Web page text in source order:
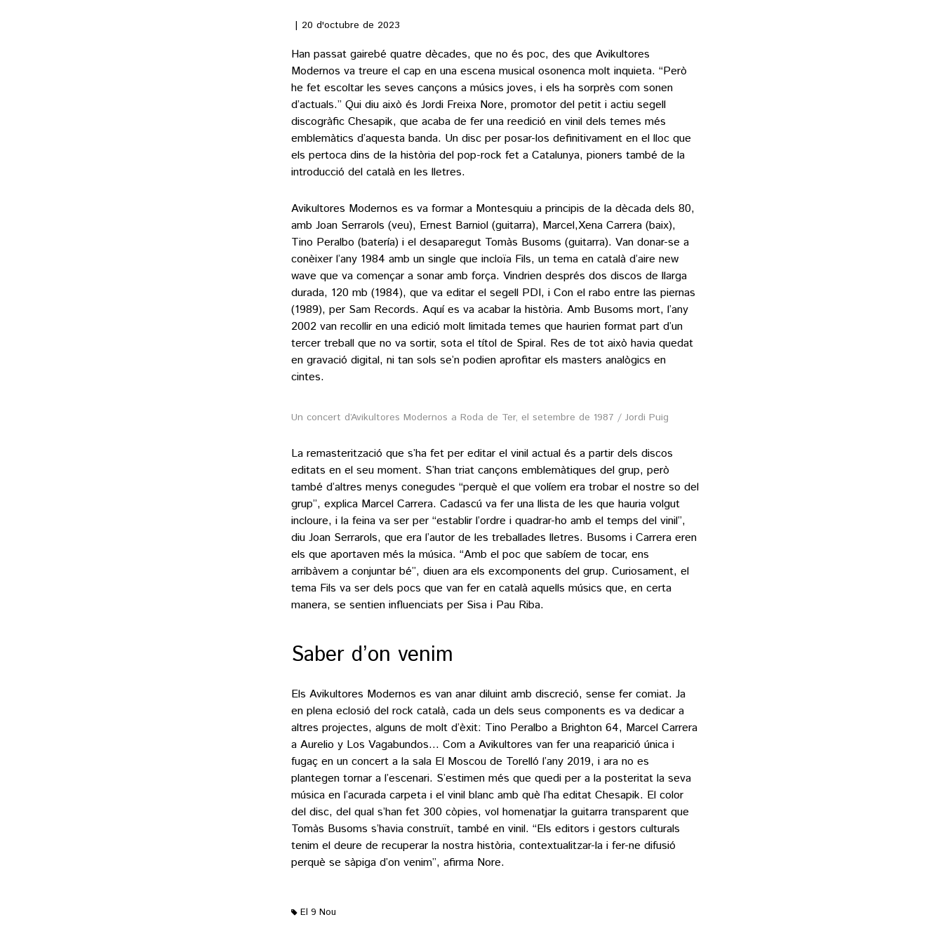
20 d'octubre de 2023
Han passat gairebé quatre dècades, que no és poc, des que Avikultores
Modernos va treure el cap en una escena musical osonenca molt inquieta. “Però
he fet escoltar les seves cançons a músics joves, i els ha sorprès com sonen
d’actuals.” Qui diu això és Jordi Freixa Nore, promotor del petit i actiu segell
discogràfic Chesapik, que acaba de fer una reedició en vinil dels temes més
emblemàtics d’aquesta banda. Un disc per posar-los definitivament en el lloc que
els pertoca dins de la història del pop-rock fet a Catalunya, pioners també de la
introducció del català en les lletres.
Avikultores Modernos es va formar a Montesquiu a principis de la dècada dels 80,
amb Joan Serrarols (veu), Ernest Barniol (guitarra), Marcel,Xena Carrera (baix),
Tino Peralbo (batería) i el desaparegut Tomàs Busoms (guitarra). Van donar-se a
conèixer l’any 1984 amb un single que incloïa Fils, un tema en català d’aire new
wave que va començar a sonar amb força. Vindrien després dos discos de llarga
durada, 120 mb (1984), que va editar el segell PDI, i Con el rabo entre las piernas
(1989), per Sam Records. Aquí es va acabar la història. Amb Busoms mort, l’any
2002 van recollir en una edició molt limitada temes que haurien format part d’un
tercer treball que no va sortir, sota el títol de Spiral. Res de tot això havia quedat
en gravació digital, ni tan sols se’n podien aprofitar els masters analògics en
cintes.
Un concert d’Avikultores Modernos a Roda de Ter, el setembre de 1987 / Jordi Puig
La remasterització que s’ha fet per editar el vinil actual és a partir dels discos
editats en el seu moment. S’han triat cançons emblemàtiques del grup, però
també d’altres menys conegudes “perquè el que volíem era trobar el nostre so del
grup”, explica Marcel Carrera. Cadascú va fer una llista de les que hauria volgut
incloure, i la feina va ser per “establir l’ordre i quadrar-ho amb el temps del vinil”,
diu Joan Serrarols, que era l’autor de les treballades lletres. Busoms i Carrera eren
els que aportaven més la música. “Amb el poc que sabíem de tocar, ens
arribàvem a conjuntar bé”, diuen ara els excomponents del grup. Curiosament, el
tema Fils va ser dels pocs que van fer en català aquells músics que, en certa
manera, se sentien influenciats per Sisa i Pau Riba.
Saber d’on venim
Els Avikultores Modernos es van anar diluint amb discreció, sense fer comiat. Ja
en plena eclosió del rock català, cada un dels seus components es va dedicar a
altres projectes, alguns de molt d’èxit: Tino Peralbo a Brighton 64, Marcel Carrera
a Aurelio y Los Vagabundos… Com a Avikultores van fer una reaparició única i
fugaç en un concert a la sala El Moscou de Torelló l’any 2019, i ara no es
plantegen tornar a l’escenari. S’estimen més que quedi per a la posteritat la seva
música en l’acurada carpeta i el vinil blanc amb què l’ha editat Chesapik. El color
del disc, del qual s’han fet 300 còpies, vol homenatjar la guitarra transparent que
Tomàs Busoms s’havia construït, també en vinil. “Els editors i gestors culturals
tenim el deure de recuperar la nostra història, contextualitzar-la i fer-ne difusió
perquè se sàpiga d’on venim”, afirma Nore.
El 9 Nou
M'agrada